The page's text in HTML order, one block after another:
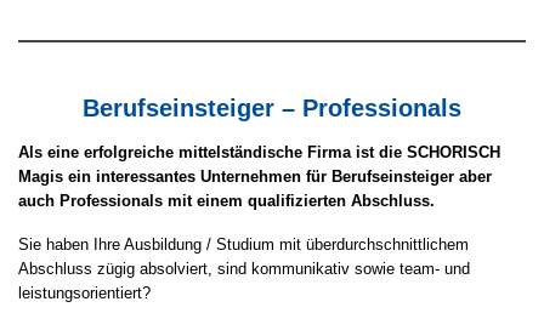
Berufseinsteiger – Professionals
Als eine erfolgreiche mittelständische Firma ist die SCHORISCH
Magis ein interessantes Unternehmen für Berufseinsteiger aber
auch Professionals mit einem qualifizierten Abschluss.
Sie haben Ihre Ausbildung / Studium mit überdurchschnittlichem
Abschluss zügig absolviert, sind kommunikativ sowie team- und
leistungsorientiert?